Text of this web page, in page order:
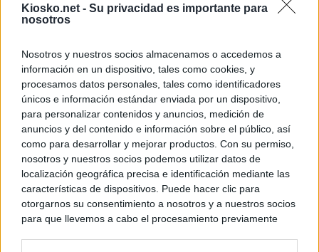
Kiosko.net - Su privacidad es importante para
nosotros
Nosotros y nuestros socios almacenamos o accedemos a
información en un dispositivo, tales como cookies, y
procesamos datos personales, tales como identificadores
únicos e información estándar enviada por un dispositivo,
para personalizar contenidos y anuncios, medición de
anuncios y del contenido e información sobre el público, así
como para desarrollar y mejorar productos. Con su permiso,
nosotros y nuestros socios podemos utilizar datos de
localización geográfica precisa e identificación mediante las
características de dispositivos. Puede hacer clic para
otorgarnos su consentimiento a nosotros y a nuestros socios
para que llevemos a cabo el procesamiento previamente